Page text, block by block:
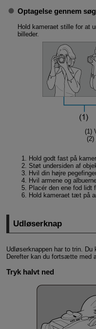
Optagelse gennem
Hold kameraet stille for at
billeder.
(1)
(2)
Hold godt fast på
Støt undersiden af
Hvil din højre
Hvil armene og
Placér den ene fod lidt
Hold kameraet tæt på
Udløserknap
Udløserknappen har to trin. Du
Derefter kan du fortsætte med
Tryk halvt ned